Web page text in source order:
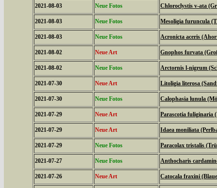
2021-08-03 Neue Fotos Chloroclystis v-ata
2021-08-03 Neue Fotos Mesoligia furuncula
2021-08-03 Neue Fotos Acronicta aceris
2021-08-02 Neue Art Gnophos furvata
2021-08-02 Neue Fotos Arctornis l-nigrum
2021-07-30 Neue Art Litoligia literosa
2021-07-30 Neue Fotos Calophasia lunula
2021-07-29 Neue Art Parascotia fuliginaria
2021-07-29 Neue Art Idaea moniliata
2021-07-29 Neue Fotos Paracolax tristalis
2021-07-27 Neue Fotos Anthocharis
2021-07-26 Neue Art Catocala fraxini